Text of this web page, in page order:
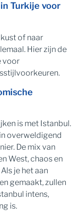
Turkije voor
of naar
Hier zijn de
voor
is met Istanbul.
overweldigend
De mix van
West, chaos en
je het aan
gemaakt, zullen
intens,
is.